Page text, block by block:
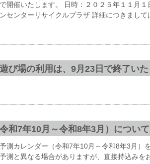
開催いたします。 日時：２０２５年１１月
センターリサイクルプラザ 詳細につきまし
び場の利用は、9月23日で終了い
和7年10月～令和8年3月）について
測カレンダー（令和7年10月～令和8年3月
測と異なる場合がありますが、直接持込みを